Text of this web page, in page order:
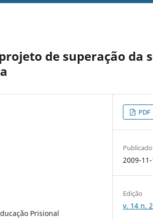
de superação da
Prisional
PDF
Publicado
2009-
Edição
v. 14 n.